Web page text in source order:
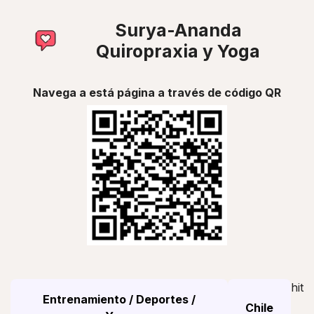
Surya-Ananda
Quiropraxia y Yoga
Navega a está página a través de código QR
Entrenamiento / Deportes /
Chile
hit